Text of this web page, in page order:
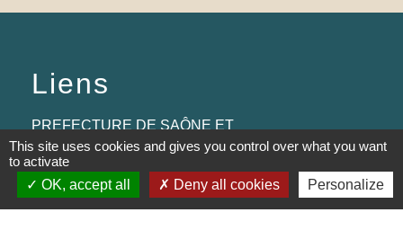
Liens
PREFECTURE DE SAÔNE ET
LOIRE
RÉGION BOURGOGNE-
This site uses cookies and gives you control over what you want
to activate
OK, accept all
Deny all cookies Personalize